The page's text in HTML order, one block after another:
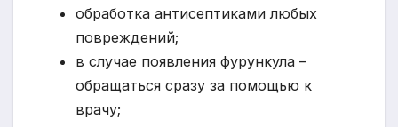
обработка антисептиками любых
повреждений;
в случае появления фурункула –
обращаться сразу за помощью к
врачу;